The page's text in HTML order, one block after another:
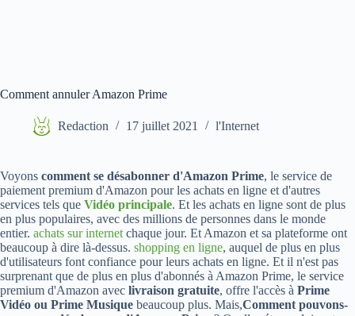
Comment annuler Amazon Prime
Redaction 17 juillet 2021 l'Internet
Voyons comment se désabonner d'Amazon Prime, le service de
paiement premium d'Amazon pour les achats en ligne et d'autres
services tels que Vidéo principale. Et les achats en ligne sont de plus
en plus populaires, avec des millions de personnes dans le monde
entier. achats sur internet chaque jour. Et Amazon et sa plateforme ont
beaucoup à dire là-dessus. shopping en ligne, auquel de plus en plus
d'utilisateurs font confiance pour leurs achats en ligne. Et il n'est pas
surprenant que de plus en plus d'abonnés à Amazon Prime, le service
premium d'Amazon avec livraison gratuite, offre l'accès à Prime
Vidéo ou Prime Musique beaucoup plus. Mais,Comment pouvons-